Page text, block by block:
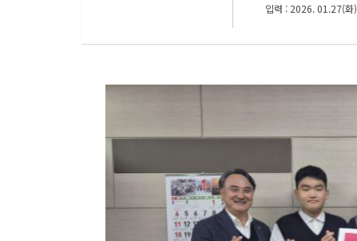
입력 : 2026. 01.27(화